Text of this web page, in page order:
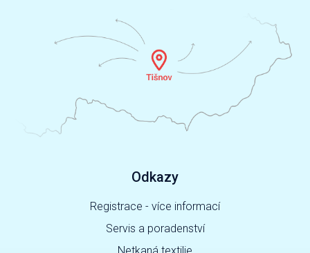
Odkazy
Registrace - více informací
Servis a poradenství